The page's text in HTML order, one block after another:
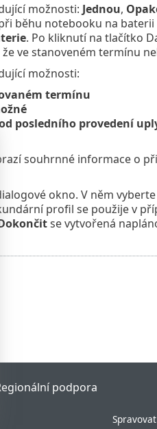
možnosti: Jednou,
běhu notebooku na
. Po kliknutí na tlačítko
ve stanoveném termínu
možnosti:
termínu
posledního provedení
souhrnné informace o
okno. V něm
profil se použije v
se vytvořená
podpora